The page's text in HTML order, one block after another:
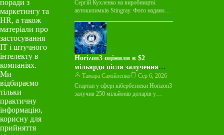
поради з
маркетингу та
HR, а також
матеріали про
застосування
ІТ і штучного
інтелекту в
компаніях.
Ми
відбираємо
тільки
практичну
інформацію,
корисну для
прийняття
Сергій Кухленко на виробництві
автокилимків Stingray. Фото надано
виробник автокилимків Stingray
працював лише на українському ринку
й…
Horizon3 оцінили в $2
мільярди після залучення
$250 мільйонів на тлі
зростання ШІ-загроз
Тамара Самійленко
Сер 6, 2026
Стартап у сфері кібербезпеки Horizon3
залучив 250 мільйонів доларів у